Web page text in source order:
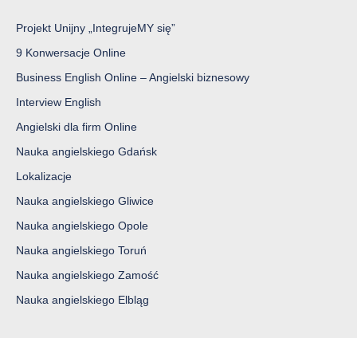
Projekt Unijny „IntegrujeMY się”
9 Konwersacje Online
Business English Online – Angielski biznesowy
Interview English
Angielski dla firm Online
Nauka angielskiego Gdańsk
Lokalizacje
Nauka angielskiego Gliwice
Nauka angielskiego Opole
Nauka angielskiego Toruń
Nauka angielskiego Zamość
Nauka angielskiego Elbląg